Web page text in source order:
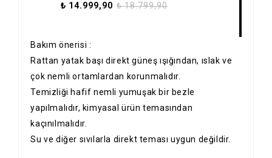
₺18.799,90
₺ 14.999,90
Bakım önerisi :
Rattan yatak başı direkt güneş ışığından, ıslak ve
çok nemli ortamlardan korunmalıdır.
Temizliği hafif nemli yumuşak bir bezle
yapılmalıdır, kimyasal ürün temasından
kaçınılmalıdır.
Su ve diğer sıvılarla direkt teması uygun değildir.